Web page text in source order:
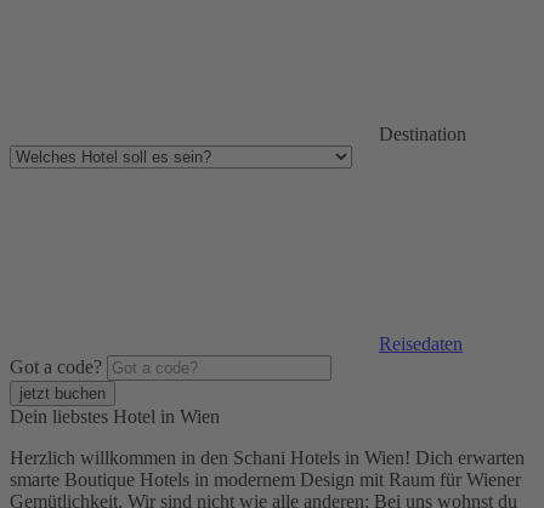
Destination
Reisedaten
Got a code?
Dein liebstes Hotel in Wien
Herzlich willkommen in den Schani Hotels in Wien! Dich erwarten
smarte Boutique Hotels in modernem Design mit Raum für Wiener
Gemütlichkeit. Wir sind nicht wie alle anderen: Bei uns wohnst du